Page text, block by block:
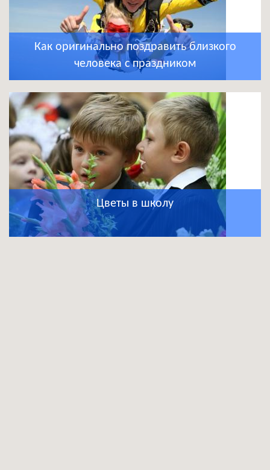
Как оригинально поздравить близкого
человека с праздником
Цветы в школу